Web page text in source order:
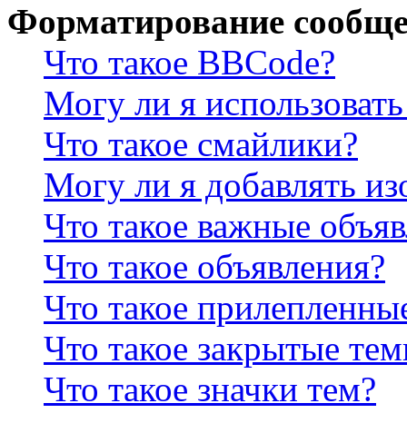
Форматирование
Что такое BBCode?
Могу ли я
Что такое смайлики?
Могу ли я добавлять
Что такое важные
Что такое объявления?
Что такое
Что такое закрытые
Что такое значки тем?